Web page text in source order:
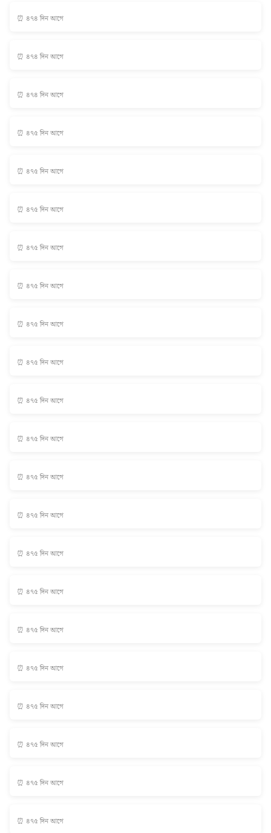
⏰ ৪৭৪ দিন আগে
⏰ ৪৭৪ দিন আগে
⏰ ৪৭৪ দিন আগে
⏰ ৪৭৫ দিন আগে
⏰ ৪৭৫ দিন আগে
⏰ ৪৭৫ দিন আগে
⏰ ৪৭৫ দিন আগে
⏰ ৪৭৫ দিন আগে
⏰ ৪৭৫ দিন আগে
⏰ ৪৭৫ দিন আগে
⏰ ৪৭৫ দিন আগে
⏰ ৪৭৫ দিন আগে
⏰ ৪৭৫ দিন আগে
⏰ ৪৭৫ দিন আগে
⏰ ৪৭৫ দিন আগে
⏰ ৪৭৫ দিন আগে
⏰ ৪৭৫ দিন আগে
⏰ ৪৭৫ দিন আগে
⏰ ৪৭৫ দিন আগে
⏰ ৪৭৫ দিন আগে
⏰ ৪৭৫ দিন আগে
⏰ ৪৭৫ দিন আগে